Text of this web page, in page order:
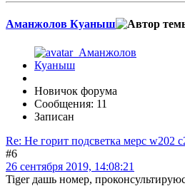
Аманжолов Куаныш
Новичок форума
Сообщения: 11
Записан
Re: Не горит подсветка мерс w202
#6
26 сентября 2019, 14:08:21
Tiger дашь номер,